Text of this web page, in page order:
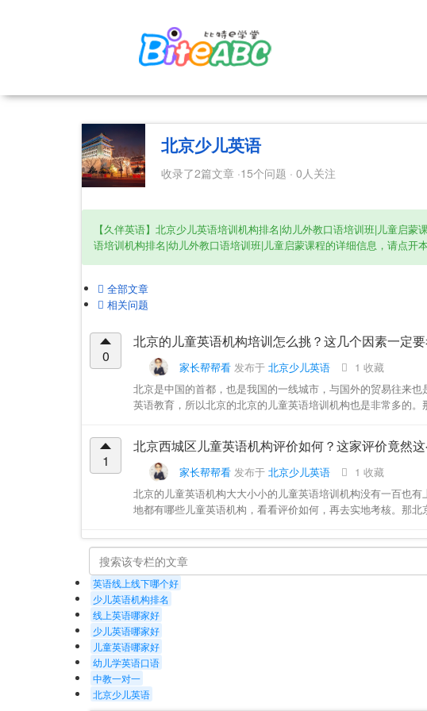
北京少儿英语
收录了2篇文章 ·15个问题 · 0人关注
【久伴英语】北京少儿英语培训机构排名|幼儿外教口语培训班|儿童启
语培训机构排名|幼儿外教口语培训班|儿童启蒙课程的详细信息，请点开
全部文章
相关问题
0
北京的儿童英语机构培训怎么挑？这几个因素一定
家长帮帮看 发布于 北京少儿英语
1 收藏
北京是中国的首都，也是我国的一线城市，与国外的贸易往来
英语教育，所以北京的北京的儿童英语培训机构也是非常多的
1
北京西城区儿童英语机构评价如何？这家评价竟然这
家长帮帮看 发布于 北京少儿英语
1 收藏
北京的儿童英语机构大大小小的儿童英语培训机构没有一百也
地都有哪些儿童英语机构，看看评价如何，再去实地考核。那
英语线上线下哪个好
少儿英语机构排名
线上英语哪家好
少儿英语哪家好
儿童英语哪家好
幼儿学英语口语
中教一对一
北京少儿英语